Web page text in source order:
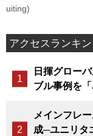
uiting)
アクセスランキ
日揮グロー
ブル事例を
メインフレ
成─ユニリタ